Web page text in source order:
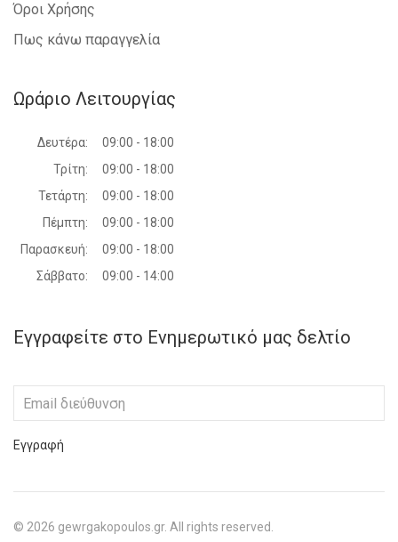
Όροι Χρήσης
Πως κάνω παραγγελία
Ωράριο Λειτουργίας
Δευτέρα:
09:00 - 18:00
Τρίτη:
09:00 - 18:00
Τετάρτη:
09:00 - 18:00
Πέμπτη:
09:00 - 18:00
Παρασκευή:
09:00 - 18:00
Σάββατο:
09:00 - 14:00
Εγγραφείτε στο Ενημερωτικό μας δελτίο
Εγγραφή
© 2026 gewrgakopoulos.gr. All rights reserved.